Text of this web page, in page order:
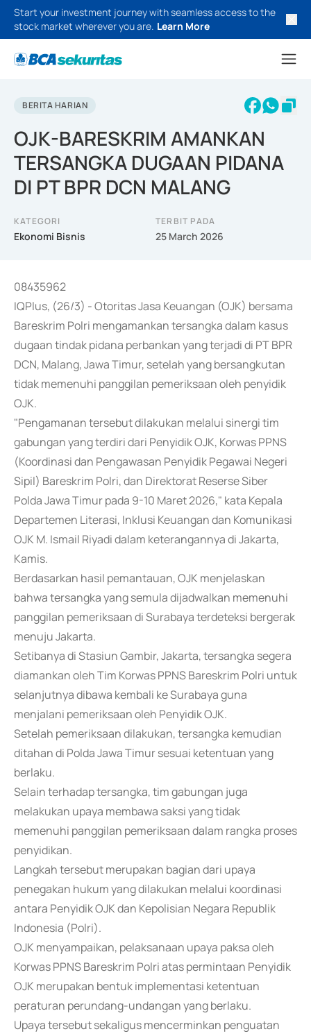
Start your investment journey with seamless access to the
stock market wherever you are. Learn More
BERITA HARIAN
OJK-BARESKRIM AMANKAN
TERSANGKA DUGAAN PIDANA
DI PT BPR DCN MALANG
KATEGORI
Ekonomi Bisnis
TERBIT PADA
25 March 2026
08435962
IQPlus, (26/3) - Otoritas Jasa Keuangan (OJK) bersama
Bareskrim Polri mengamankan tersangka dalam kasus
dugaan tindak pidana perbankan yang terjadi di PT BPR
DCN, Malang, Jawa Timur, setelah yang bersangkutan
tidak memenuhi panggilan pemeriksaan oleh penyidik
OJK.
"Pengamanan tersebut dilakukan melalui sinergi tim
gabungan yang terdiri dari Penyidik OJK, Korwas PPNS
(Koordinasi dan Pengawasan Penyidik Pegawai Negeri
Sipil) Bareskrim Polri, dan Direktorat Reserse Siber
Polda Jawa Timur pada 9-10 Maret 2026," kata Kepala
Departemen Literasi, Inklusi Keuangan dan Komunikasi
OJK M. Ismail Riyadi dalam keterangannya di Jakarta,
Kamis.
Berdasarkan hasil pemantauan, OJK menjelaskan
bahwa tersangka yang semula dijadwalkan memenuhi
panggilan pemeriksaan di Surabaya terdeteksi bergerak
menuju Jakarta.
Setibanya di Stasiun Gambir, Jakarta, tersangka segera
diamankan oleh Tim Korwas PPNS Bareskrim Polri untuk
selanjutnya dibawa kembali ke Surabaya guna
menjalani pemeriksaan oleh Penyidik OJK.
Setelah pemeriksaan dilakukan, tersangka kemudian
ditahan di Polda Jawa Timur sesuai ketentuan yang
berlaku.
Selain terhadap tersangka, tim gabungan juga
melakukan upaya membawa saksi yang tidak
memenuhi panggilan pemeriksaan dalam rangka proses
penyidikan.
Langkah tersebut merupakan bagian dari upaya
penegakan hukum yang dilakukan melalui koordinasi
antara Penyidik OJK dan Kepolisian Negara Republik
Indonesia (Polri).
OJK menyampaikan, pelaksanaan upaya paksa oleh
Korwas PPNS Bareskrim Polri atas permintaan Penyidik
OJK merupakan bentuk implementasi ketentuan
peraturan perundang-undangan yang berlaku.
Upaya tersebut sekaligus mencerminkan penguatan